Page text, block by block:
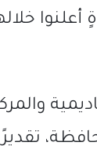
تقديرًا